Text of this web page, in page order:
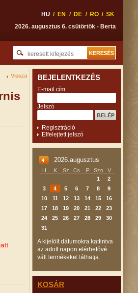
HU / EN / DE / RO / SK
2026. augusztus 6. csütörtök - Berta
Vissza BEJELENTKEZÉS
E-mail cím
Jelszó
Regisztráció
Elfelejtett jelszó
2026.augusztus
H K Sz Cs P Szo
V
1
2
3
4 5 6 7 8
9
10
11 12 13 14 15
16
17
18 19 20 21 22
23
24
25 26 27 28 29
30
31
A kijelölt dátumokra kattintva
az adott napon elérhetővé
vált termékeket láthatja.
KOSÁR